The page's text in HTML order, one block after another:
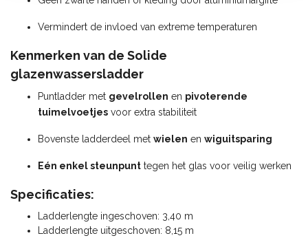
Vermindert de invloed van extreme temperaturen
Kenmerken van de Solide
glazenwassersladder
Puntladder met gevelrollen en pivoterende
tuimelvoetjes voor extra stabiliteit
Bovenste ladderdeel met wielen en wiguitsparing
Eén enkel steunpunt tegen het glas voor veilig werken
Specificaties:
Ladderlengte ingeschoven: 3,40 m
Ladderlengte uitgeschoven: 8,15 m